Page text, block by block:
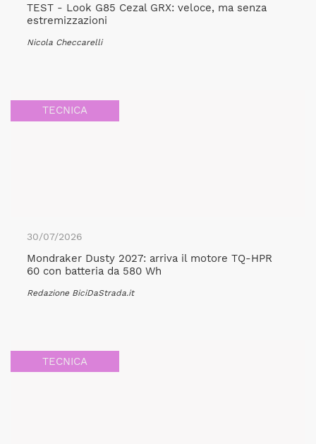
TEST - Look G85 Cezal GRX: veloce, ma senza
estremizzazioni
Nicola Checcarelli
TECNICA
30/07/2026
Mondraker Dusty 2027: arriva il motore TQ-HPR
60 con batteria da 580 Wh
Redazione BiciDaStrada.it
TECNICA